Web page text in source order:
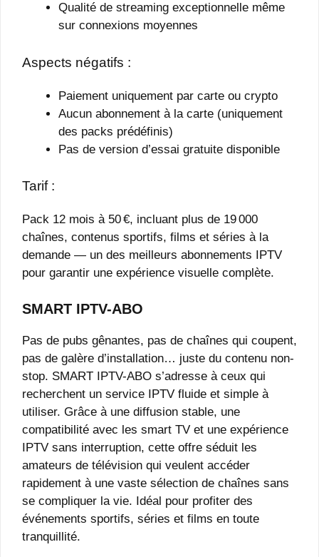
Qualité de streaming exceptionnelle même
sur connexions moyennes
Aspects négatifs :
Paiement uniquement par carte ou crypto
Aucun abonnement à la carte (uniquement
des packs prédéfinis)
Pas de version d’essai gratuite disponible
Tarif :
Pack 12 mois à 50 €, incluant plus de 19 000
chaînes, contenus sportifs, films et séries à la
demande — un des meilleurs abonnements IPTV
pour garantir une expérience visuelle complète.
SMART IPTV-ABO
Pas de pubs gênantes, pas de chaînes qui coupent,
pas de galère d’installation… juste du contenu non-
stop. SMART IPTV-ABO s’adresse à ceux qui
recherchent un service IPTV fluide et simple à
utiliser. Grâce à une diffusion stable, une
compatibilité avec les smart TV et une expérience
IPTV sans interruption, cette offre séduit les
amateurs de télévision qui veulent accéder
rapidement à une vaste sélection de chaînes sans
se compliquer la vie. Idéal pour profiter des
événements sportifs, séries et films en toute
tranquillité.